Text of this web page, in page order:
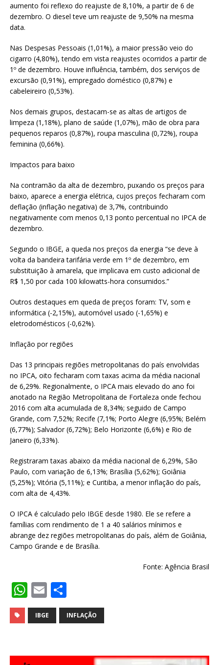
aumento foi reflexo do reajuste de 8,10%, a partir de 6 de
dezembro. O diesel teve um reajuste de 9,50% na mesma
data.
Nas Despesas Pessoais (1,01%), a maior pressão veio do
cigarro (4,80%), tendo em vista reajustes ocorridos a partir de
1º de dezembro. Houve influência, também, dos serviços de
excursão (0,91%), empregado doméstico (0,87%) e
cabeleireiro (0,53%).
Nos demais grupos, destacam-se as altas de artigos de
limpeza (1,18%), plano de saúde (1,07%), mão de obra para
pequenos reparos (0,87%), roupa masculina (0,72%), roupa
feminina (0,66%).
Impactos para baixo
Na contramão da alta de dezembro, puxando os preços para
baixo, aparece a energia elétrica, cujos preços fecharam com
deflação (inflação negativa) de 3,7%, contribuindo
negativamente com menos 0,13 ponto percentual no IPCA de
dezembro.
Segundo o IBGE, a queda nos preços da energia “se deve à
volta da bandeira tarifária verde em 1º de dezembro, em
substituição à amarela, que implicava em custo adicional de
R$ 1,50 por cada 100 kilowatts-hora consumidos.”
Outros destaques em queda de preços foram: TV, som e
informática (-2,15%), automóvel usado (-1,65%) e
eletrodomésticos (-0,62%).
Inflação por regiões
Das 13 principais regiões metropolitanas do país envolvidas
no IPCA, oito fecharam com taxas acima da média nacional
de 6,29%. Regionalmente, o IPCA mais elevado do ano foi
anotado na Região Metropolitana de Fortaleza onde fechou
2016 com alta acumulada de 8,34%; seguido de Campo
Grande, com 7,52%; Recife (7,1%; Porto Alegre (6,95%; Belém
(6,77%); Salvador (6,72%); Belo Horizonte (6,6%) e Rio de
Janeiro (6,33%).
Registraram taxas abaixo da média nacional de 6,29%, São
Paulo, com variação de 6,13%; Brasília (5,62%); Goiânia
(5,25%); Vitória (5,11%); e Curitiba, a menor inflação do país,
com alta de 4,43%.
O IPCA é calculado pelo IBGE desde 1980. Ele se refere a
famílias com rendimento de 1 a 40 salários mínimos e
abrange dez regiões metropolitanas do país, além de Goiânia,
Campo Grande e de Brasília.
Fonte: Agência Brasil
W
h
at
A
E
m
ai
h
ar
IBGE INFLAÇÃO